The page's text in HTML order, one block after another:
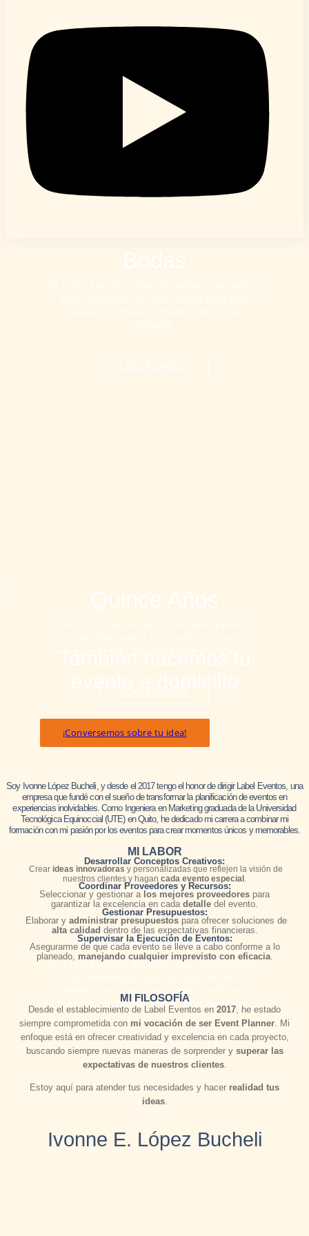
Bodas
En Label Eventos, creamos bodas inolvidables.
Nos ocupamos de cada detalle para que
puedas disfrutar al máximo de tu día
especial.
CONTÁCTANOS
Quince Años
Celebra tus quinceaños con Label Eventos.
Transformamos tus sueños en una
experiencia deslumbrante y única.
CONTÁCTANOS
Graduaciones
En Label Eventos, hacemos que tu graduación
sea inolvidable. Nos encargamos de la
planificación para que puedas disfrutar al
máximo con tus amigos & seres queridos.
CONTÁCTANOS
También hacemos tu
evento a domicilio
¡Conversemos sobre tu idea!
SoyIvonne López Bucheli , y desde el 2017 tengo el honor de dirigir Label Eventos , una
empresa que fundé con el sueño de transformar la planificación de eventos en
experiencias inolvidables. Como Ingeniera en Marketing graduada de la Universidad
Tecnológica Equinoccial (UTE) en Quito, he dedicado mi carrera a combinar mi
formación con mi pasión por los eventos para crear momentos únicos y memorables.
MI LABOR
Desarrollar Conceptos Creativos:
Crear ideas innovadoras y personalizadas que reflejen la visión de
nuestros clientes y hagan cada evento especial .
Coordinar Proveedores y Recursos:
Seleccionar y gestionar a los mejores proveedores para
garantizar la excelencia en cada detalle del evento.
Gestionar Presupuestos:
Elaborar y administrar presupuestospara ofrecer soluciones de
alta calidad dentro de las expectativas financieras.
Supervisar la Ejecución de Eventos:
Asegurarme de que cada evento se lleve a cabo conforme a lo
planeado, manejando cualquier imprevisto con eficacia.
MI FILOSOFÍA
Desde el establecimiento de Label Eventos en 2017, he estado
siempre comprometida con mi vocación de ser Event Planner . Mi
enfoque está en ofrecer creatividad y excelencia en cada proyecto,
buscando siempre nuevas maneras de sorprender y superar las
expectativas de nuestros clientes.
Estoy aquí para atender tus necesidades y hacer realidad tus
ideas.
Ivonne E. López Bucheli